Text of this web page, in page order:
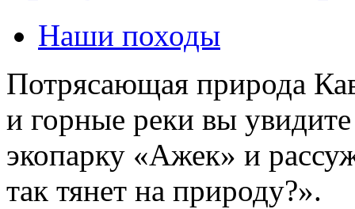
Наши походы
Потрясающая природа
и горные реки вы
экопарку «Ажек» и
так тянет на природу?».